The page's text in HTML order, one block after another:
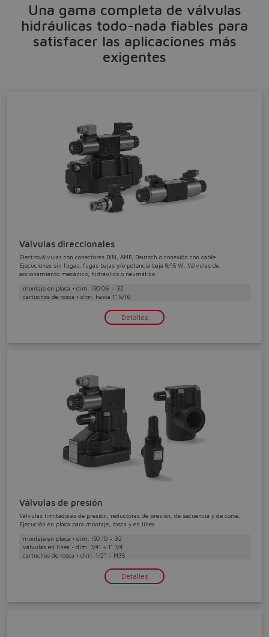
configurator?
The running selection will be
lost.
Yes No
Una gama completa de válvulas
hidráulicas todo-nada fiables para
satisfacer las aplicaciones más
exigentes
Válvulas direccionales
Electroválvulas con conectores DIN, AMP, Deutsch o conexión con cable.
Ejecuciones sin fugas, fugas bajas y/o potencia baja 8/15 W. Válvulas de
accionamiento mecánico, hidráulico o neumático.
montaje en placa • dim. ISO 06 ÷ 32
cartuchos de rosca • dim. hasta 1" 5/16
Detalles
Válvulas de presión
Válvulas limitadoras de presión, reductoras de presión, de secuencia y de corte.
Ejecución en placa para montaje, rosca y en línea.
montaje en placa • dim. ISO 10 ÷ 32
válvulas en línea • dim. 1/4" ÷ 1" 1/4
cartuchos de rosca • dim. 1/2" ÷ M35
Detalles